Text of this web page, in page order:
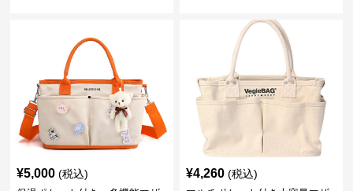
¥5,000 (税込) ¥4,260 (税込)